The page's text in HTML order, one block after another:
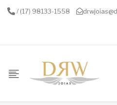
/ (17) 98133-1558